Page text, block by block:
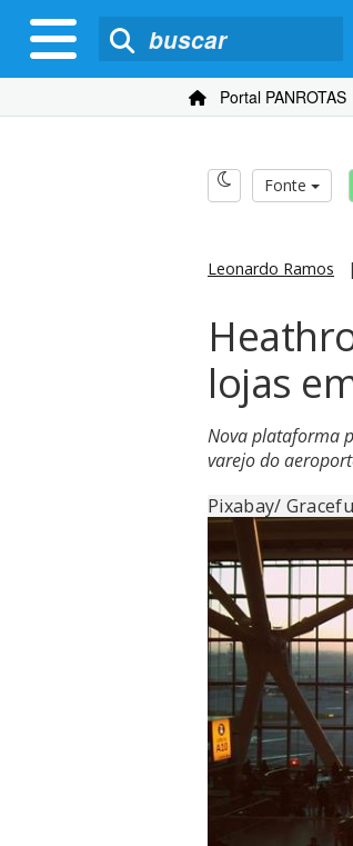
Portal PANROTAS
Fonte
Leonardo Ramos
lojas
Nova plataforma
varejo do
Pixabay/